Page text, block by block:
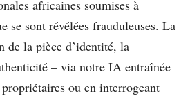
africaines soumises à
se sont révélées frauduleuses. La
de la pièce d’identité, la
– via notre IA entraînée
ou en interrogeant